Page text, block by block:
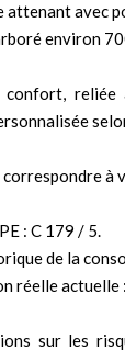
attenant avec
environ
reliée
correspondre à
: C 179 / 5.
de la
réelle actuelle
sur les